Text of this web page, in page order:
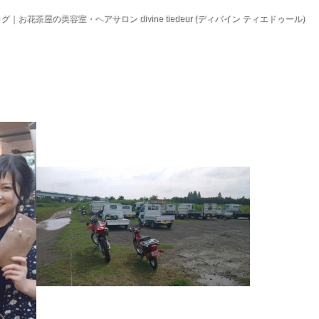
｜お花茶屋の美容室・ヘアサロン divine tiedeur (ディバイン ティエドゥール)